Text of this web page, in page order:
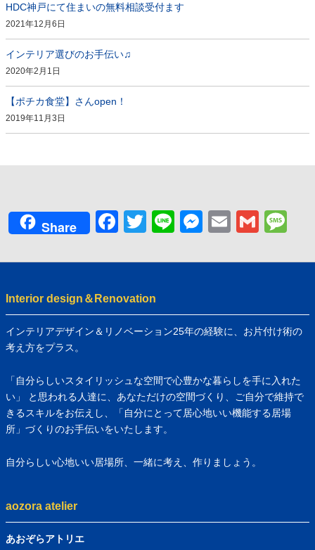
HDC神戸にて住まいの無料相談受付ます
2021年12月6日
インテリア選びのお手伝い♫
2020年2月1日
【ポチカ食堂】さんopen！
2019年11月3日
Share Facebook
Twitter
LineMessenger
Email
Interior design＆Renovation
インテリアデザイン＆リノベーション25年の経験に、お片付け術の
考え方をプラス。
「自分らしいスタイリッシュな空間で心豊かな暮らしを手に入れた
い」 と思われる人達に、あなただけの空間づくり、ご自分で維持で
きるスキルをお伝えし、「自分にとって居心地いい機能する居場
所」づくりのお手伝いをいたします。
自分らしい心地いい居場所、一緒に考え、作りましょう。
aozora atelier
あおぞらアトリエ